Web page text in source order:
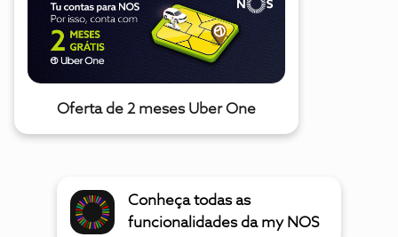
Oferta de 2 meses Uber One
Conheça todas as
funcionalidades da my NOS